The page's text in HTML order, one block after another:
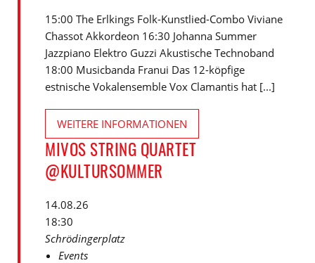
15:00 The Erlkings Folk-Kunstlied-Combo Viviane
Chassot Akkordeon 16:30 Johanna Summer
Jazzpiano Elektro Guzzi Akustische Technoband
18:00 Musicbanda Franui Das 12-köpfige
estnische Vokalensemble Vox Clamantis hat [...]
WEITERE INFORMATIONEN
MIVOS STRING QUARTET
@KULTURSOMMER
14.08.26
18:30
Schrödingerplatz
Events